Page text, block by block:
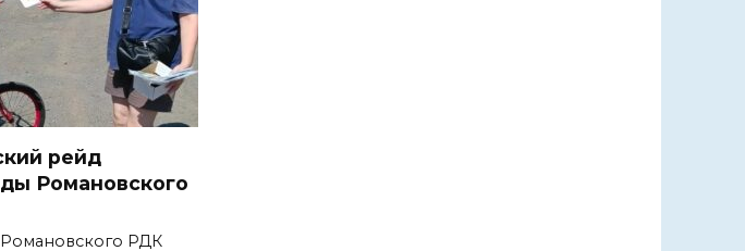
рейд
Романовского
Романовского РДК